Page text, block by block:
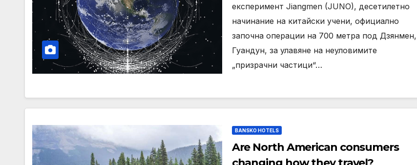
експеримент Jiangmen (JUNO), десетилетно
начинание на китайски учени, официално
започна операции на 700 метра под Дзянмен,
Гуандун, за улавяне на неуловимите
„призрачни частици“…
BANSKO HOTELS
Are North American consumers